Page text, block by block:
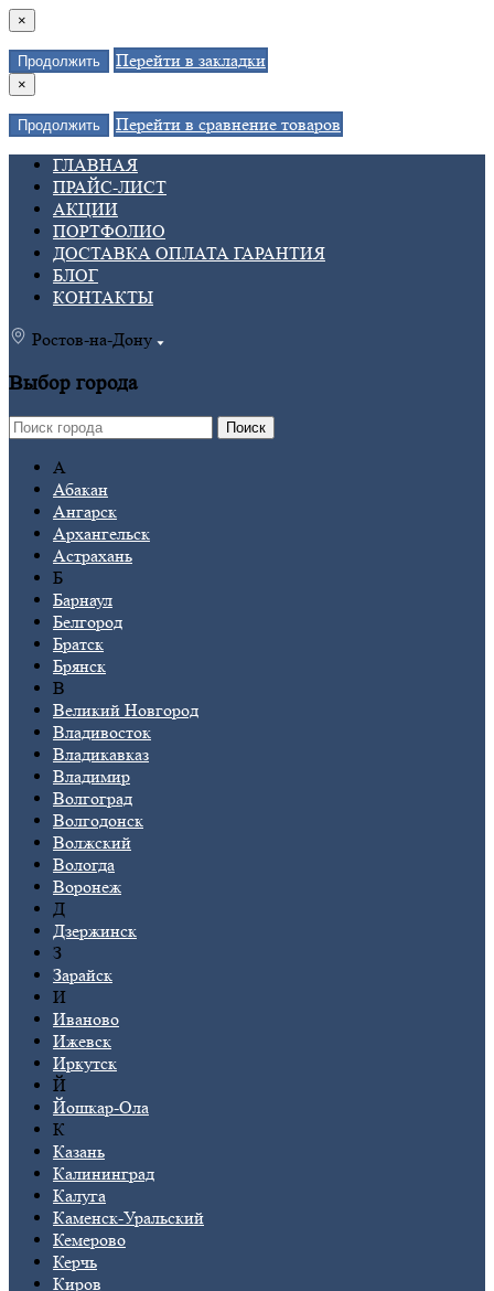
×
Продолжить Перейти в закладки
×
Продолжить
Перейти в сравнение товаров
ГЛАВНАЯ
ПРАЙС-ЛИСТ
АКЦИИ
ПОРТФОЛИО
ДОСТАВКА ОПЛАТА ГАРАНТИЯ
БЛОГ
КОНТАКТЫ
Ростов-на-Дону
Выбор города
Поиск
А
Абакан
Ангарск
Архангельск
Астрахань
Б
Барнаул
Белгород
Братск
Брянск
В
Великий Новгород
Владивосток
Владикавказ
Владимир
Волгоград
Волгодонск
Волжский
Вологда
Воронеж
Д
Дзержинск
З
Зарайск
И
Иваново
Ижевск
Иркутск
Й
Йошкар-Ола
К
Казань
Калининград
Калуга
Каменск-Уральский
Кемерово
Керчь
Киров